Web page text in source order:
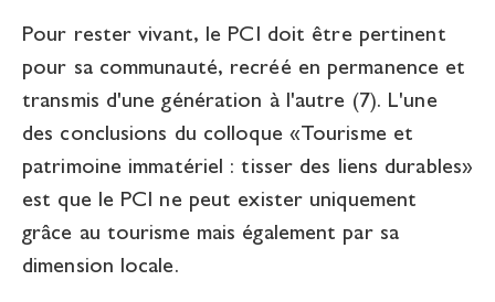
Pour rester vivant, le PCI doit être pertinent
pour sa communauté, recréé en permanence et
transmis d'une génération à l'autre (7). L'une
des conclusions du colloque «Tourisme et
patrimoine immatériel : tisser des liens durables»
est que le PCI ne peut exister uniquement
grâce au tourisme mais également par sa
dimension locale.